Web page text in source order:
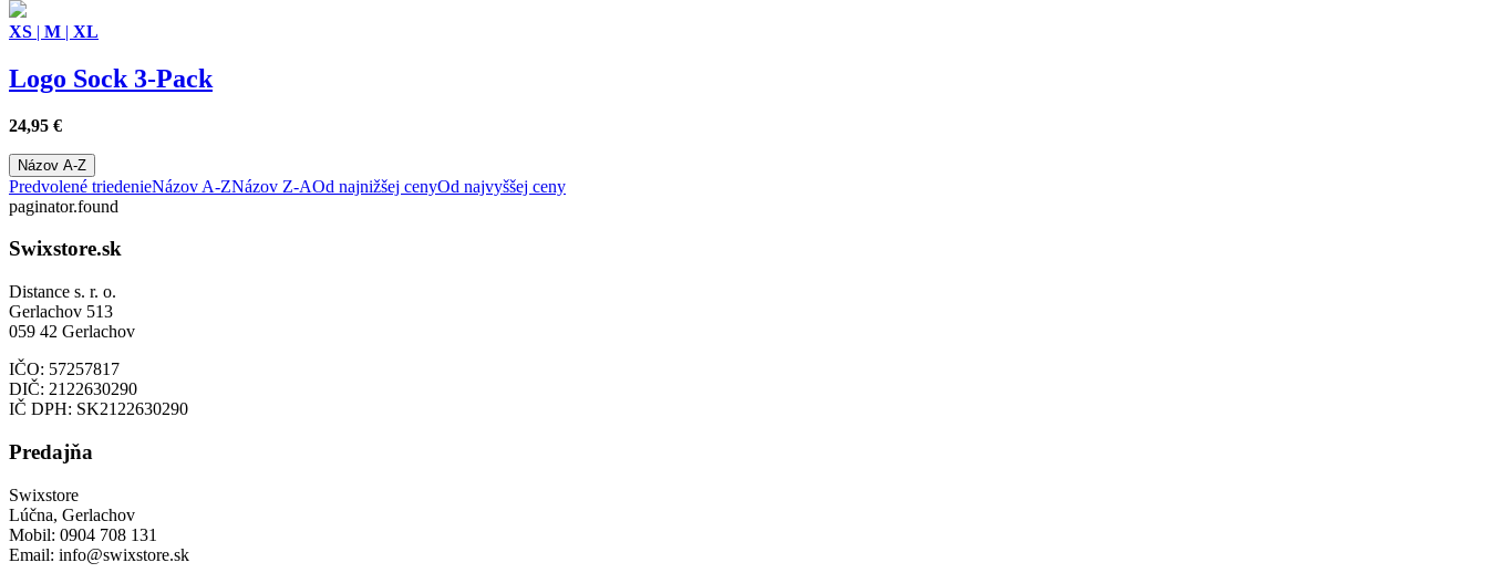
XS | M | XL
Logo Sock 3-Pack
24,95 €
Názov A-Z
Predvolené triedenieNázov A-ZNázov Z-AOd najnižšej cenyOd najvyššej ceny
paginator.found
Swixstore.sk
Distance s. r. o.
Gerlachov 513
059 42 Gerlachov
IČO: 57257817
DIČ: 2122630290
IČ DPH: SK2122630290
Predajňa
Swixstore
Lúčna, Gerlachov
Mobil: 0904 708 131
Email: info@swixstore.sk